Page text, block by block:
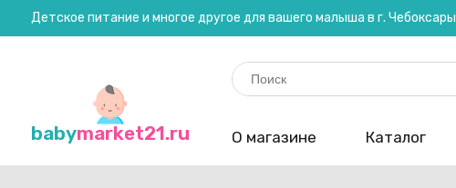
Детское питание и многое другое для вашего малыша в г. Чебоксары
babymarket21.ru
Search
for:
О магазине Каталог